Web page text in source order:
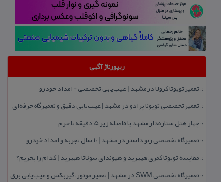
ریپورتاژ آگهی
:: تعمیر تویوتا كرولا در مشهد | عیب‌یابی تخصصی + امداد خودرو
:: تعمیر تخصصی تویوتا پرادو در مشهد | عیب‌یابی دقیق و تعمیرگاه حرفه‌ای
::چهار هتل‌ ستاره‌دار مشهد با فاصله زیر 5 دقیقه تا حرم
:: تعمیرگاه تخصصی رنو داستر در مشهد | ۱۰ سال تجربه و امداد خودرو
:: مقایسه تویوتا كمری هیبرید و هیوندای سوناتا هیبرید | كدام را بخریم؟
:: تعمیرگاه تخصصی SWM در مشهد | تعمیر موتور، گیربكس و عیب‌یابی برق